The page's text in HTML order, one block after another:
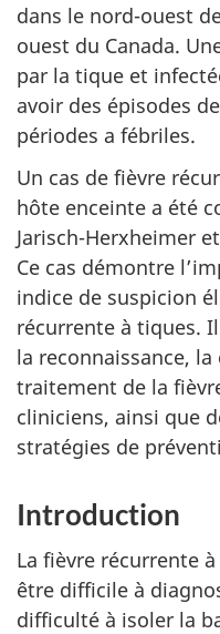
dans le nord-ouest
ouest du Canada.
par la tique et
avoir des épisodes
périodes a fébriles.
Un cas de fièvre
hôte enceinte a été
Jarisch-Herxheimer
Ce cas démontre
indice de suspicion
récurrente à tiques.
la reconnaissance,
traitement de la
cliniciens, ainsi que
stratégies de
Introduction
La fièvre récurrente
être difficile à
difficulté à isoler la